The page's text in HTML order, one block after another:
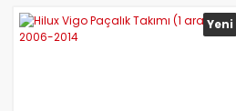
Yeni